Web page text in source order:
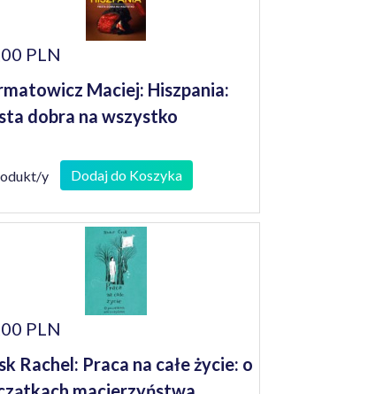
PLN
Maciej: Hiszpania:
dobra na wszystko
y Dodaj do Koszyka
PLN
Rachel: Praca na całe życie: o